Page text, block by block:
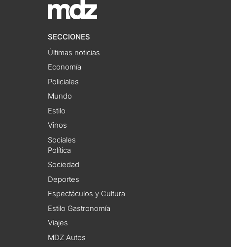
SECCIONES
Últimas noticias
Economía
Policiales
Mundo
Estilo
Vinos
Sociales
Política
Sociedad
Deportes
Espectáculos y Cultura
Estilo Gastronomía
Viajes
MDZ Autos